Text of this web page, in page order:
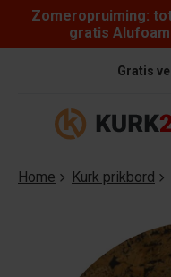
Skip to content
Zomeropruiming:
gratis
Gratis
Home Kurk prikbord